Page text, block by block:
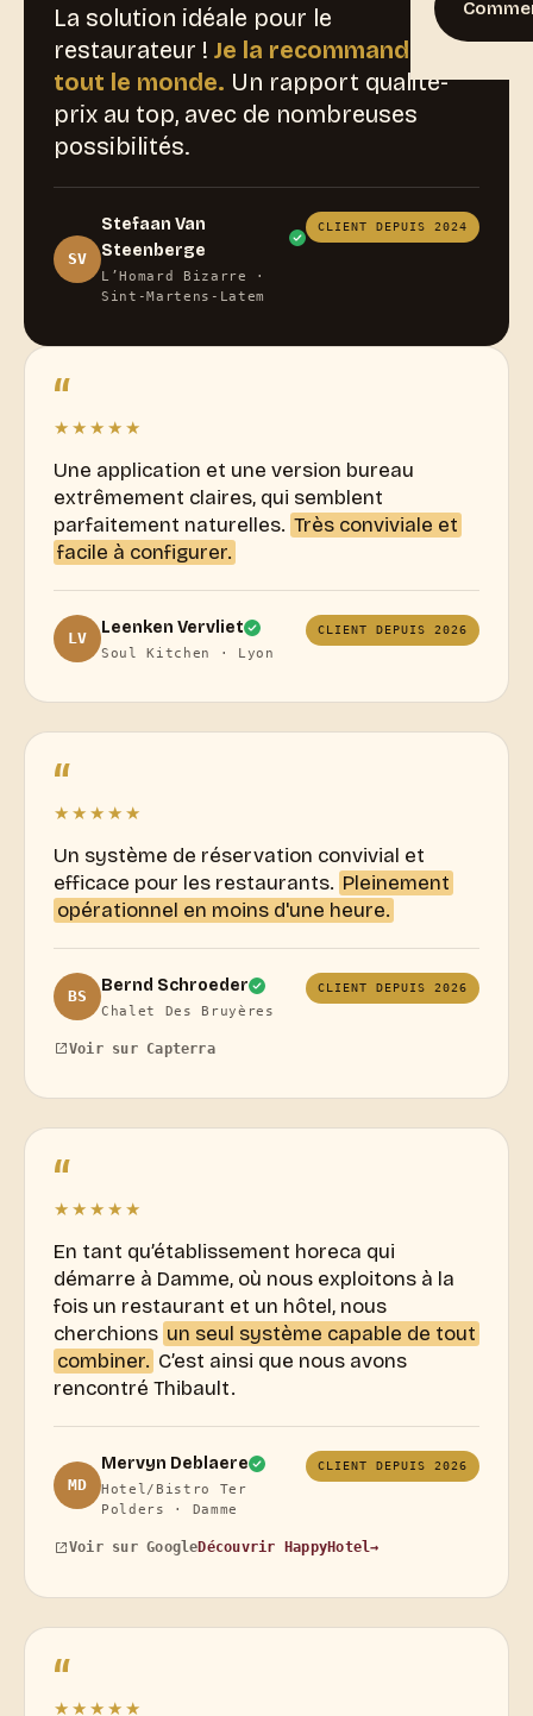
La solution idéale pour le
restaurateur ! Je la recommande à
tout le monde. Un rapport qualité-
prix au top, avec de nombreuses
possibilités.
SV
Stefaan Van
Steenberge
L’Homard Bizarre ·
Sint-Martens-Latem
CLIENT DEPUIS 2024
“
★★★★★
Une application et une version bureau
extrêmement claires, qui semblent
parfaitement naturelles. Très conviviale et
facile à configurer.
LV
Leenken Vervliet
Soul Kitchen · Lyon
CLIENT DEPUIS 2026
“
★★★★★
Un système de réservation convivial et
efficace pour les restaurants. Pleinement
opérationnel en moins d'une heure.
BS
Bernd Schroeder
Chalet Des Bruyères
CLIENT DEPUIS 2026
Voir sur Capterra
“
★★★★★
En tant qu’établissement horeca qui
démarre à Damme, où nous exploitons à la
fois un restaurant et un hôtel, nous
cherchions un seul système capable de tout
combiner. C’est ainsi que nous avons
rencontré Thibault.
MD
Mervyn Deblaere
Hotel/Bistro Ter
Polders · Damme
CLIENT DEPUIS 2026
Voir sur GoogleDécouvrir HappyHotel→
“
★★★★★